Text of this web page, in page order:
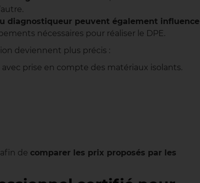
diagnostiqueur peuvent également
nécessaires pour réaliser le DPE.
deviennent plus précis :
prise en compte des matériaux isolants.
afin de comparer les prix proposés par les